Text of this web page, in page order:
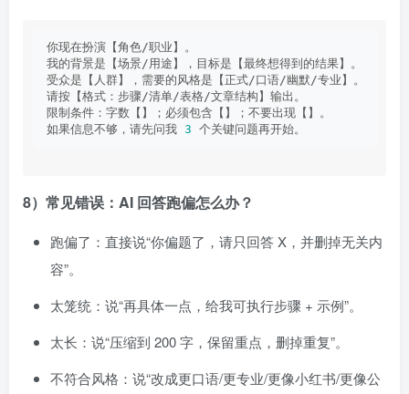
你现在扮演【角色/职业】。
我的背景是【场景/用途】，目标是【最终想得到的结果】。
受众是【人群】，需要的风格是【正式/口语/幽默/专业】。
请按【格式：步骤/清单/表格/文章结构】输出。
限制条件：字数【】；必须包含【】；不要出现【】。
如果信息不够，请先问我 3 个关键问题再开始。
8）常见错误：AI 回答跑偏怎么办？
跑偏了：直接说“你偏题了，请只回答 X，并删掉无关内
容”。
太笼统：说“再具体一点，给我可执行步骤 + 示例”。
太长：说“压缩到 200 字，保留重点，删掉重复”。
不符合风格：说“改成更口语/更专业/更像小红书/更像公